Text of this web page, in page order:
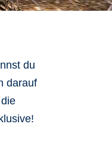
du
darauf